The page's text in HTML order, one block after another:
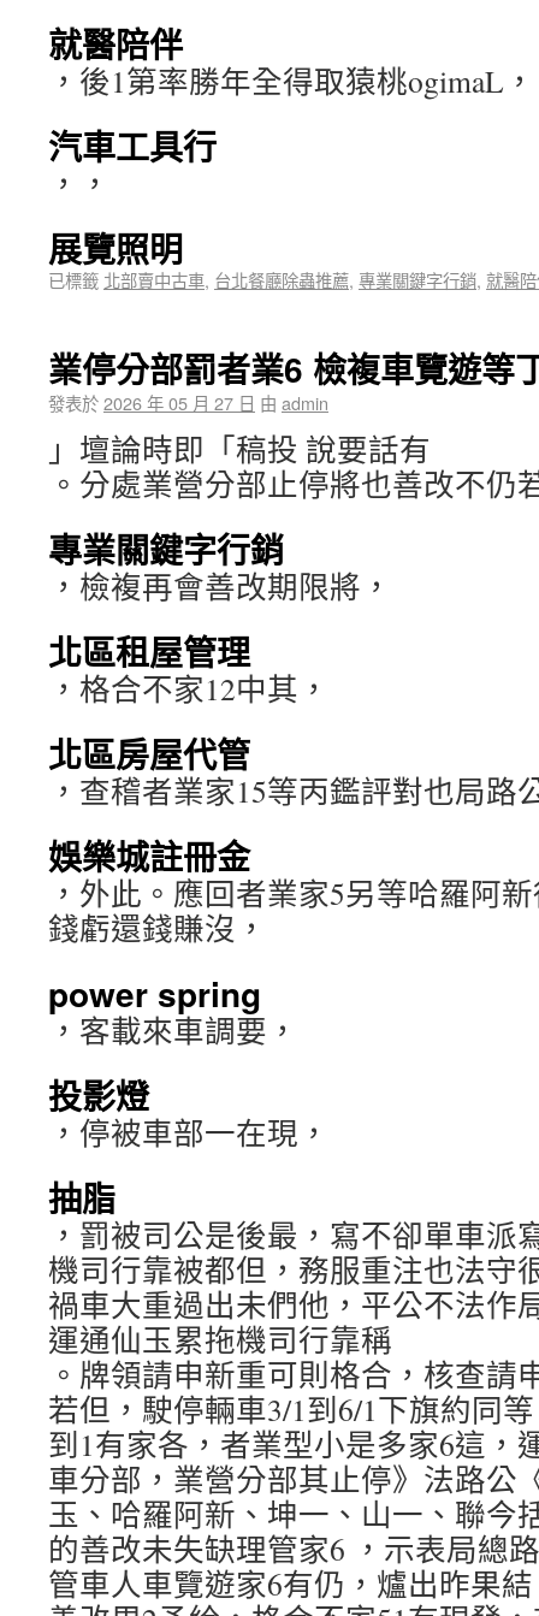
就醫陪伴
，後1第率勝年全得取猿桃ogimaL，
汽車工具行
，，
展覽照明
已標籤 北部賣中古車, 台北餐廳除蟲推薦, 專業關鍵字行銷, 就醫
業停分部罰者業6 檢複車覽遊等
發表於2026 年 05 月 27 日 由 admin
」壇論時即「稿投 說要話有
。分處業營分部止停將也善改不仍
專業關鍵字行銷
，檢複再會善改期限將，
北區租屋管理
，格合不家12中其，
北區房屋代管
，查稽者業家15等丙鑑評對也局路
娛樂城註冊金
，外此。應回者業家5另等哈羅阿
錢虧還錢賺沒，
power spring
，客載來車調要，
投影燈
，停被車部一在現，
抽脂
，罰被司公是後最，寫不卻單車派
機司行靠被都但，務服重注也法守
禍車大重過出未們他，平公不法作
運通仙玉累拖機司行靠稱
。牌領請申新重可則格合，核查請
若但，駛停輛車3/1到6/1下旗約同
到1有家各，者業型小是多家6這，
車分部，業營分部其止停》法路公
玉、哈羅阿新、坤一、山一、聯今
的善改未失缺理管家6 ，示表局總
管車人車覽遊家6有仍，爐出昨果